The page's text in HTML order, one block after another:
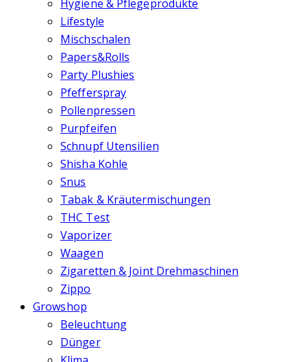
Hygiene & Pflegeprodukte
Lifestyle
Mischschalen
Papers&Rolls
Party Plushies
Pfefferspray
Pollenpressen
Purpfeifen
Schnupf Utensilien
Shisha Kohle
Snus
Tabak & Kräutermischungen
THC Test
Vaporizer
Waagen
Zigaretten & Joint Drehmaschinen
Zippo
Growshop
Beleuchtung
Dünger